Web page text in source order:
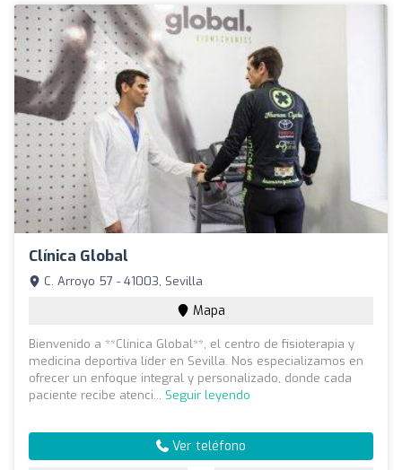
Clínica Global
C. Arroyo 57 - 41003, Sevilla
Mapa
Bienvenido a **Clínica Global**, el centro de fisioterapia y
medicina deportiva líder en Sevilla. Nos especializamos en
ofrecer un enfoque integral y personalizado, donde cada
paciente recibe atenci... Seguir leyendo
Ver teléfono